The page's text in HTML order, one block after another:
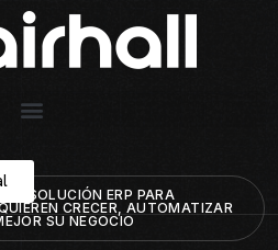
LA SOLUCIÓN ERP PARA
CRECER, AUTOMATIZAR
SU NEGOCIO